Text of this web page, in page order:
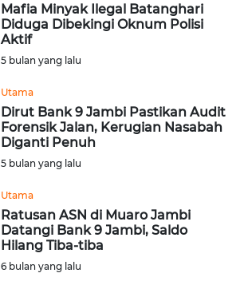
Mafia Minyak Ilegal Batanghari
Diduga Dibekingi Oknum Polisi
Aktif
5 bulan yang lalu
Utama
Dirut Bank 9 Jambi Pastikan Audit
Forensik Jalan, Kerugian Nasabah
Diganti Penuh
5 bulan yang lalu
Utama
Ratusan ASN di Muaro Jambi
Datangi Bank 9 Jambi, Saldo
Hilang Tiba-tiba
6 bulan yang lalu